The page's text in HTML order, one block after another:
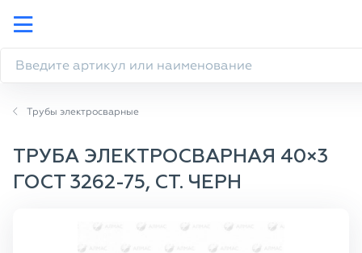
Трубы электросварные
ТРУБА ЭЛЕКТРОСВАРНАЯ 40×3
ГОСТ 3262-75, СТ. ЧЕРН